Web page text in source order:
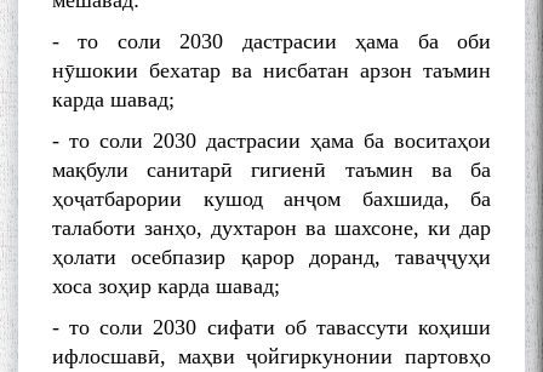
- то соли 2030 дастрасии ҳама ба оби
нӯшокии бехатар ва нисбатан арзон таъмин
карда шавад;
- то соли 2030 дастрасии ҳама ба воситаҳои
мақбули санитарӣ гигиенӣ таъмин ва ба
ҳоҷатбарории кушод анҷом бахшида, ба
талаботи занҳо, духтарон ва шахсоне, ки дар
ҳолати осебпазир қарор доранд, таваҷҷуҳи
хоса зоҳир карда шавад;
- то соли 2030 сифати об тавассути коҳиши
ифлосшавӣ, маҳви ҷойгиркунонии партовҳо